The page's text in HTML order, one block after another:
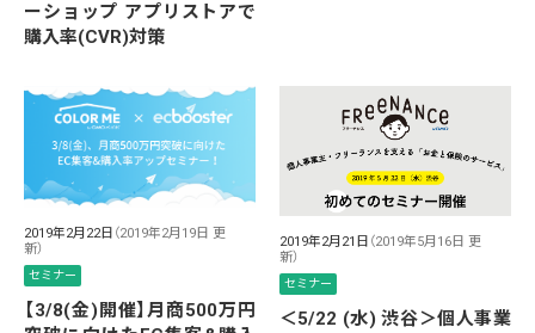
ーショップ アプリストアで
購入率(CVR)対策
2019年2月22日 （2019年2月19日 更
新）
セミナー
【3/8(金)開催】月商500万円
2019年2月21日 （2019年5月16日 更
新）
セミナー
＜5/22 (水) 渋谷＞個人事業